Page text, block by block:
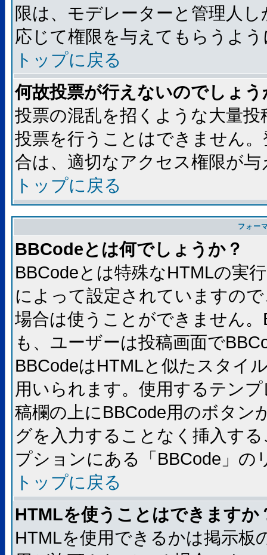
限は、モデレーターと管理人
応じて権限を与えてもらうよ
トップに戻る
何故投票が行えないのでしょう
投票の混乱を招くような大量
投票を行うことはできません
合は、適切なアクセス権限が
トップに戻る
フォー
BBCodeとは何でしょうか？
BBCodeとは特殊なHTMLの実
によって設定されていますの
場合は使うことができません
も、ユーザーは投稿画面で
BBCodeはHTMLと似たスタイ
用いられます。使用するテン
稿欄の上にBBCode用のボタン
グを入力することなく挿入す
プションにある「BBCode」
トップに戻る
HTMLを使うことはできますか
HTMLを使用できるかは掲示板